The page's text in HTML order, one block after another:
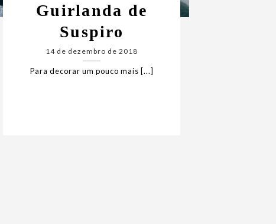
Guirlanda de
Suspiro
14 de dezembro de 2018
Para decorar um pouco mais [...]